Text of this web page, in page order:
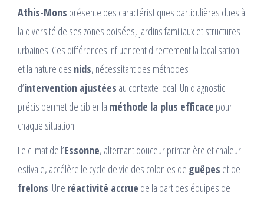
Athis-Mons présente des caractéristiques particulières dues à
la diversité de ses zones boisées, jardins familiaux et structures
urbaines. Ces différences influencent directement la localisation
et la nature des nids, nécessitant des méthodes
d’intervention ajustées au contexte local. Un diagnostic
précis permet de cibler la méthode la plus efficace pour
chaque situation.
Le climat de l’Essonne, alternant douceur printanière et chaleur
estivale, accélère le cycle de vie des colonies de guêpes et de
frelons. Une réactivité accrue de la part des équipes de